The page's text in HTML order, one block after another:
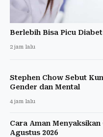
Berlebih Bisa Picu
2 jam lalu
Stephen Chow Sebut
Gender dan Mental
4 jam lalu
Cara Aman
Agustus 2026